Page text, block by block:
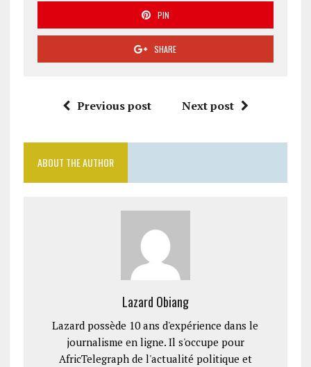
PIN
SHARE
Previous post Next post
ABOUT THE AUTHOR
Lazard Obiang
Lazard possède 10 ans d'expérience dans le
journalisme en ligne. Il s'occupe pour
AfricTelegraph de l'actualité politique et